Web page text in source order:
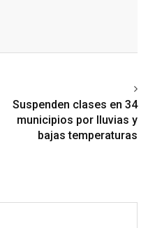
Suspenden clases en 34
municipios por lluvias y
bajas temperaturas